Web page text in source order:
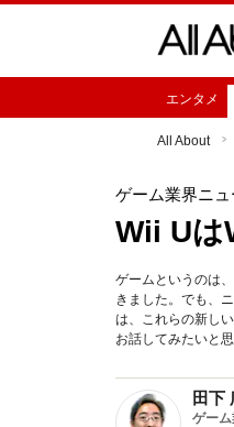
エンタメ
All About
ゲーム業界ニュ
Wii Uは
ゲームというのは
きました。でも、
は、これらの新し
お話してみたいと思
田下
ゲー